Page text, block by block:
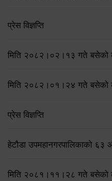
प्रेस विज्ञप्ति
मिति २०८२।०२।१३ गते बसेको
मिति २०८२।०१।२४ गते बसेको
प्रेस विज्ञप्ति
हेटौडा उपमहानगरपालिकाको ६३
मिति २०८१।११।२८ गते बसेको